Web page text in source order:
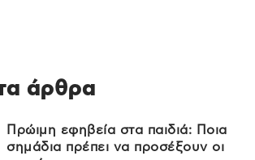
άρθρα
Πρώιμη εφηβεία στα παιδιά: Ποια
σημάδια πρέπει να προσέξουν οι